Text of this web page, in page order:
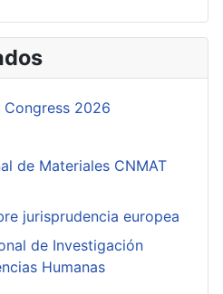
Congress 2026
de Materiales CNMAT
jurisprudencia europea
de Investigación
Humanas